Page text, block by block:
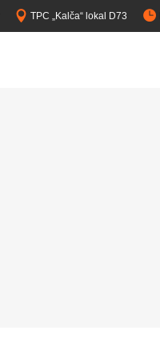
TPC „Kalča“ lokal D73